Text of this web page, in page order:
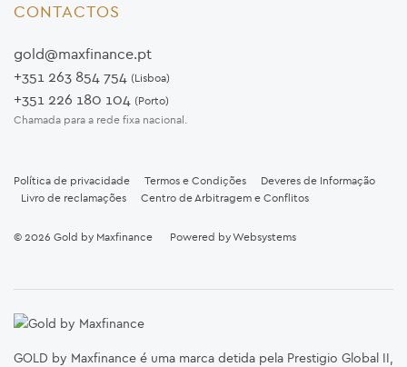
CONTACTOS
gold@maxfinance.pt
+351 263 854 754 (Lisboa)
+351 226 180 104 (Porto)
Chamada para a rede fixa nacional.
Política de privacidade Termos e Condições
Deveres de Informação
Livro de reclamações
Centro de Arbitragem e Conflitos
© 2026 Gold by Maxfinance Powered byWebsystems
GOLD by Maxfinance é uma marca detida pela Prestigio Global II,